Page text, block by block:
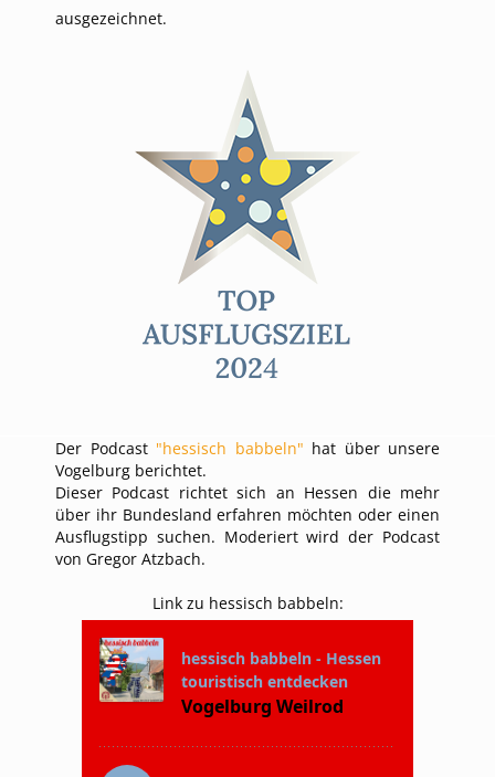
ausgezeichnet.
Der Podcast "hessisch babbeln" hat über unsere
Vogelburg berichtet.
Dieser Podcast richtet sich an Hessen die mehr
über ihr Bundesland erfahren möchten oder einen
Ausflugstipp suchen. Moderiert wird der Podcast
von Gregor Atzbach.
Link zu hessisch babbeln: